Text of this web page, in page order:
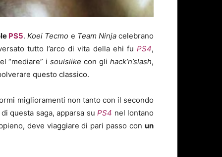
PS5.Koei Tecmo e Team Ninjacelebrano
tutto l’arco di vita della ehi fuPS4,
“mediare” isoulslike con glihack’n’slash,
questo classico.
miglioramenti non tanto con il secondo
questa saga, apparsa suPS4 nel lontano
deve viaggiare di pari passo conun